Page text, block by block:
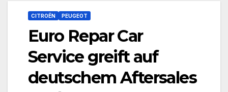
CITROËN PEUGEOT
Euro Repar Car
Service greift auf
deutschem Aftersales